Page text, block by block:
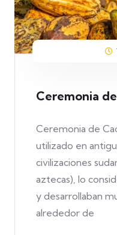
Ceremonia
Ceremonia de
utilizado en
civilizaciones
aztecas), lo
y desarrollaban
alrededor de